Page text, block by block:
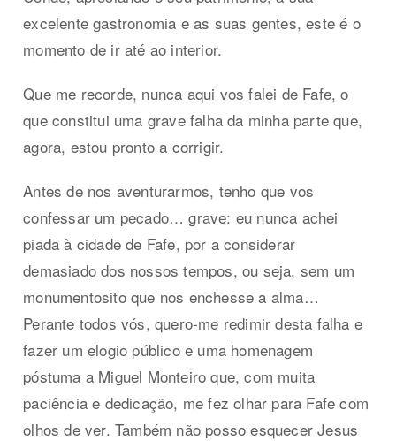
excelente gastronomia e as suas gentes, este é o
momento de ir até ao interior.
Que me recorde, nunca aqui vos falei de Fafe, o
que constitui uma grave falha da minha parte que,
agora, estou pronto a corrigir.
Antes de nos aventurarmos, tenho que vos
confessar um pecado… grave: eu nunca achei
piada à cidade de Fafe, por a considerar
demasiado dos nossos tempos, ou seja, sem um
monumentosito que nos enchesse a alma…
Perante todos vós, quero-me redimir desta falha e
fazer um elogio público e uma homenagem
póstuma a Miguel Monteiro que, com muita
paciência e dedicação, me fez olhar para Fafe com
olhos de ver. Também não posso esquecer Jesus